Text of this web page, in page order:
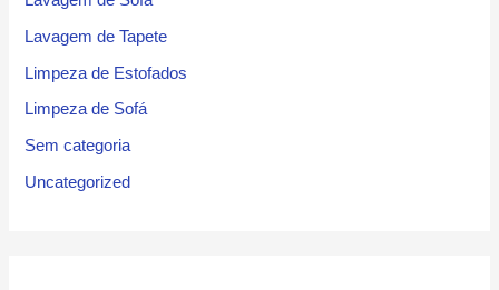
Lavagem de Tapete
Limpeza de Estofados
Limpeza de Sofá
Sem categoria
Uncategorized